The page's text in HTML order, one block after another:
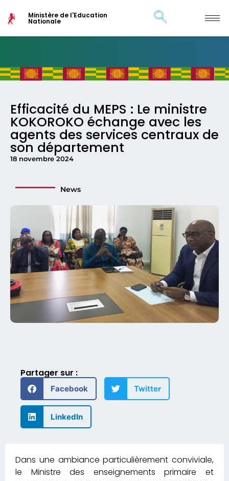
Ministère de l'Education
Nationale
Efficacité du MEPS : Le ministre
KOKOROKO échange avec les
agents des services centraux de
son département
18 novembre 2024
News
Partager sur :
Facebook Twitter
LinkedIn
Dans une ambiance particulièrement conviviale,
le Ministre des enseignements primaire et